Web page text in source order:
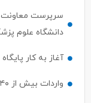
سرپرست معاونت
دانشگاه علوم
آغاز به کار
واردات بیش از ۸۴۰ هزار تن نهاده دامی از بنادر كاسپین و انزلی